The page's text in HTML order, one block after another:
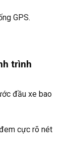
GPS.
trình
đầu xe bao
cực rõ nét